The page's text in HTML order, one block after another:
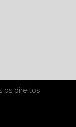
os direitos